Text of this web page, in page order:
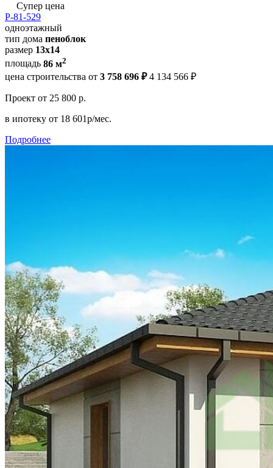
Супер цена
Р-81-529
одноэтажный
тип дома пеноблок
размер 13х14
площадь 86 м2
цена строительства от 3 758 696 ₽ 4 134 566 ₽
Проект от 25 800 р.
в ипотеку от 18 601р/мес.
Подробнее